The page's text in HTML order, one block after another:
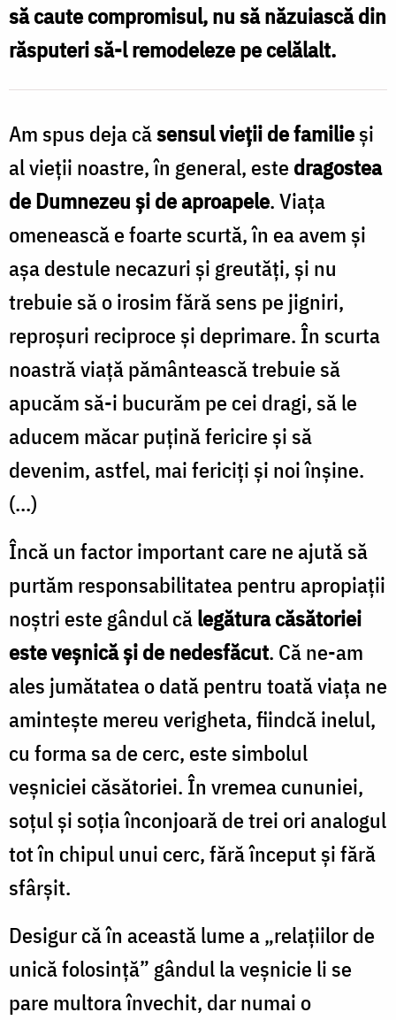
ți:
căsătoria
și
Taină
dumnezeiască
/
Foto:
Oana
Nechifor
să caute compromisul, nu să năzuiască din
răsputeri să-l remodeleze pe celălalt.
Am spus deja căsensul vieţii de familieşi
al vieţii noastre, în general, estedragostea
de Dumnezeu şi de aproapele. Viaţa
omenească e foarte scurtă, în ea avem şi
aşa destule necazuri şi greutăţi, şi nu
trebuie să o irosim fără sens pe jigniri,
reproşuri reciproce şi deprimare. În scurta
noastră viaţă pământească trebuie să
apucăm să-i bucurăm pe cei dragi, să le
aducem măcar puţină fericire şi să
devenim, astfel, mai fericiţi şi noi înşine.
(...)
Încă un factor important care ne ajută să
purtăm responsabilitatea pentru apropiaţii
noştri este gândul călegătura căsătoriei
este veşnică şi de nedesfăcut. Că ne-am
ales jumătatea o dată pentru toată viaţa ne
aminteşte mereu verigheta, fiindcă inelul,
cu forma sa de cerc, este simbolul
veşniciei căsătoriei. În vremea cununiei,
soţul şi soţia înconjoară de trei ori analogul
tot în chipul unui cerc, fără început şi fără
sfârşit.
Desigur că în această lume a „relaţiilor de
unică folosinţă” gândul la veşnicie li se
pare multora învechit, dar numai o